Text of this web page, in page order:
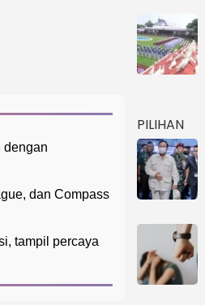
dengan
dan Compass
tampil percaya
PILIHAN